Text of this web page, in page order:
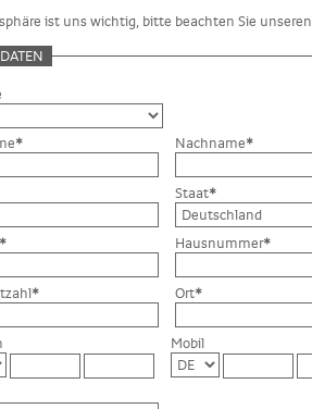
ist uns wichtig, bitte beachten Sie unseren
* Nachname*
Staat*
* Hausnummer*
* Ort*
Mobil